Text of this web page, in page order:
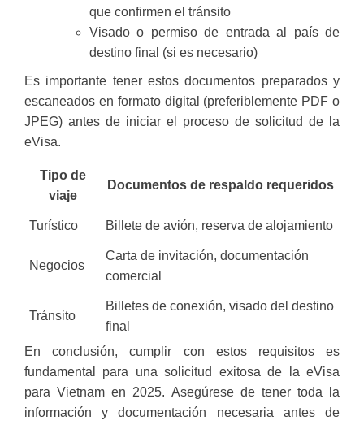
que confirmen el tránsito
Visado o permiso de entrada al país de
destino final (si es necesario)
Es importante tener estos documentos preparados y
escaneados en formato digital (preferiblemente PDF o
JPEG) antes de iniciar el proceso de solicitud de la
eVisa.
Tipo de
viaje
Documentos de respaldo requeridos
Turístico Billete de avión, reserva de alojamiento
Negocios
Carta de invitación, documentación
comercial
Tránsito
Billetes de conexión, visado del destino
final
En conclusión, cumplir con estos requisitos es
fundamental para una solicitud exitosa de la eVisa
para Vietnam en 2025. Asegúrese de tener toda la
información y documentación necesaria antes de